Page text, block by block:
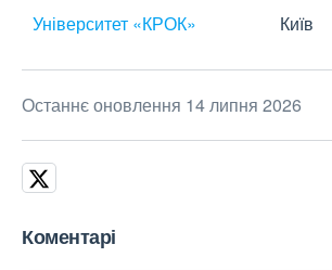
Університет «КРОК» Київ
Останнє оновлення 14 липня 2026
Коментарі